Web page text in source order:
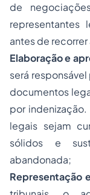
de
representantes
antes de
Elaboração e
será
documentos
por
legais sejam
sólidos e
abandonada;
Representação